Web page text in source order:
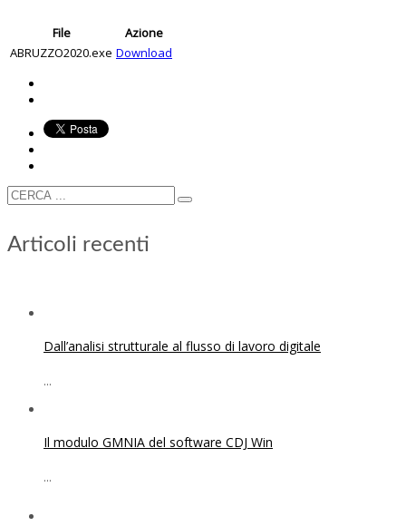
File
Azione
ABRUZZO2020.exe Download
Articoli recenti
Dall’analisi strutturale al flusso di lavoro digitale
...
Il modulo GMNIA del software CDJ Win
...